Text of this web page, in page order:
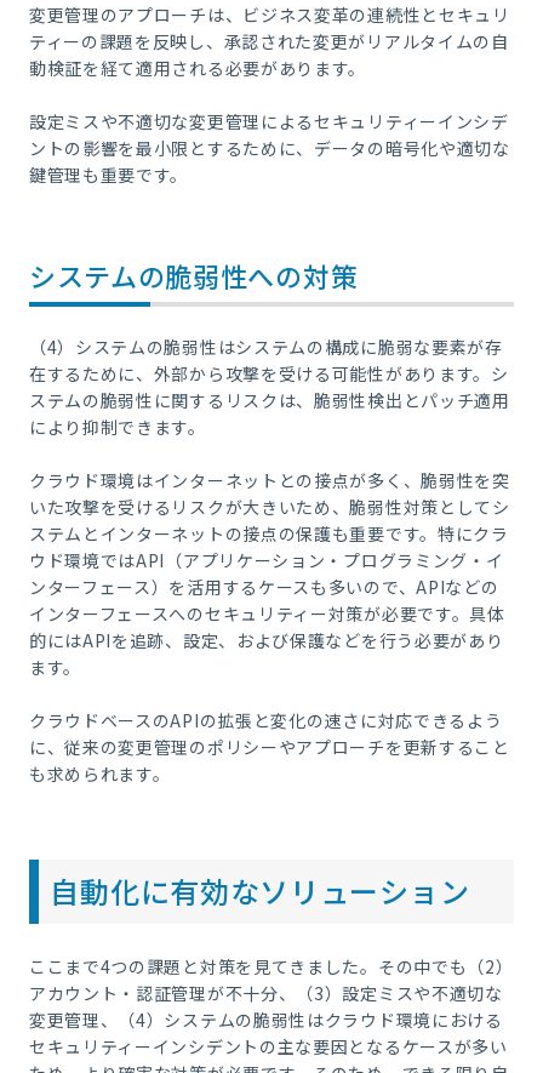
変更管理のアプローチは、ビジネス変革の連続性とセキュリ
ティーの課題を反映し、承認された変更がリアルタイムの自
動検証を経て適用される必要があります。
設定ミスや不適切な変更管理によるセキュリティーインシデ
ントの影響を最小限とするために、データの暗号化や適切な
鍵管理も重要です。
システムの脆弱性への対策
（4）システムの脆弱性はシステムの構成に脆弱な要素が存
在するために、外部から攻撃を受ける可能性があります。シ
ステムの脆弱性に関するリスクは、脆弱性検出とパッチ適用
により抑制できます。
クラウド環境はインターネットとの接点が多く、脆弱性を突
いた攻撃を受けるリスクが大きいため、脆弱性対策としてシ
ステムとインターネットの接点の保護も重要です。特にクラ
ウド環境ではAPI（アプリケーション・プログラミング・イ
ンターフェース）を活用するケースも多いので、APIなどの
インターフェースへのセキュリティー対策が必要です。具体
的にはAPIを追跡、設定、および保護などを行う必要があり
ます。
クラウドベースのAPIの拡張と変化の速さに対応できるよう
に、従来の変更管理のポリシーやアプローチを更新すること
も求められます。
自動化に有効なソリューション
ここまで4つの課題と対策を見てきました。その中でも（2）
アカウント・認証管理が不十分、（3）設定ミスや不適切な
変更管理、（4）システムの脆弱性はクラウド環境における
セキュリティーインシデントの主な要因となるケースが多い